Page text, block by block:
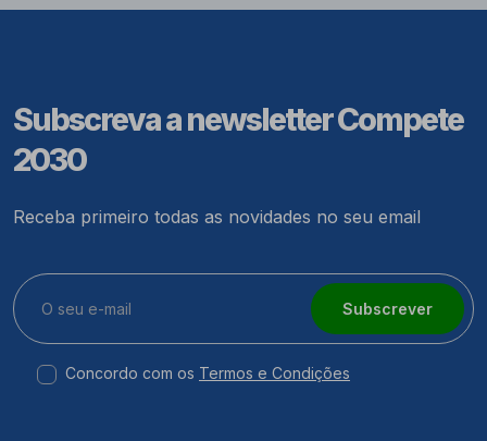
Subscreva a newsletter Compete
2030
Receba primeiro todas as novidades no seu email
Subscrever
Concordo com os Termos e Condições